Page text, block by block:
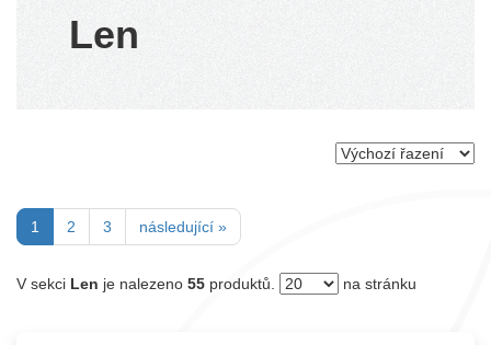
Len
1 (current)
2 3 následující »
V sekci Len je nalezeno 55 produktů. na stránku